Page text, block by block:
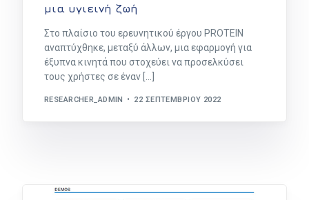
μια υγιεινή ζωή
Στο πλαίσιο του ερευνητικού έργου PROTEIN
αναπτύχθηκε, μεταξύ άλλων, μια εφαρμογή για
έξυπνα κινητά που στοχεύει να προσελκύσει
τους χρήστες σε έναν […]
RESEARCHER_ADMIN 22 ΣΕΠΤΕΜΒΡΊΟΥ 2022